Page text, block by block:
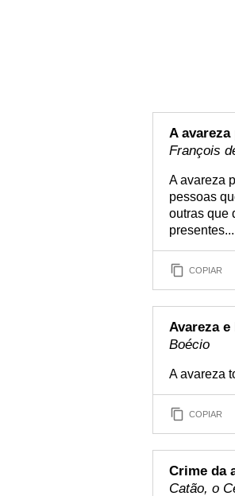
A avareza
François
A avareza
pessoas
outras que
presentes...
COPIAR
Avareza
Boécio
A avareza
COPIAR
Crime da
Catão, o